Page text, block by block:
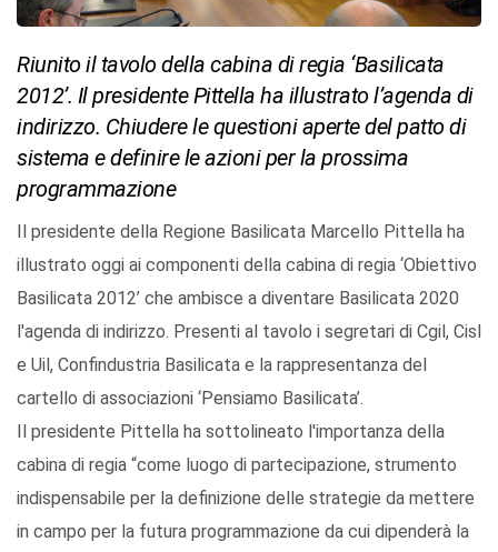
Riunito il tavolo della cabina di regia ‘Basilicata
2012’. Il presidente Pittella ha illustrato l’agenda di
indirizzo. Chiudere le questioni aperte del patto di
sistema e definire le azioni per la prossima
programmazione
Il presidente della Regione Basilicata Marcello Pittella ha
illustrato oggi ai componenti della cabina di regia ‘Obiettivo
Basilicata 2012’ che ambisce a diventare Basilicata 2020
l'agenda di indirizzo. Presenti al tavolo i segretari di Cgil, Cisl
e Uil, Confindustria Basilicata e la rappresentanza del
cartello di associazioni ‘Pensiamo Basilicata’.
Il presidente Pittella ha sottolineato l'importanza della
cabina di regia “come luogo di partecipazione, strumento
indispensabile per la definizione delle strategie da mettere
in campo per la futura programmazione da cui dipenderà la